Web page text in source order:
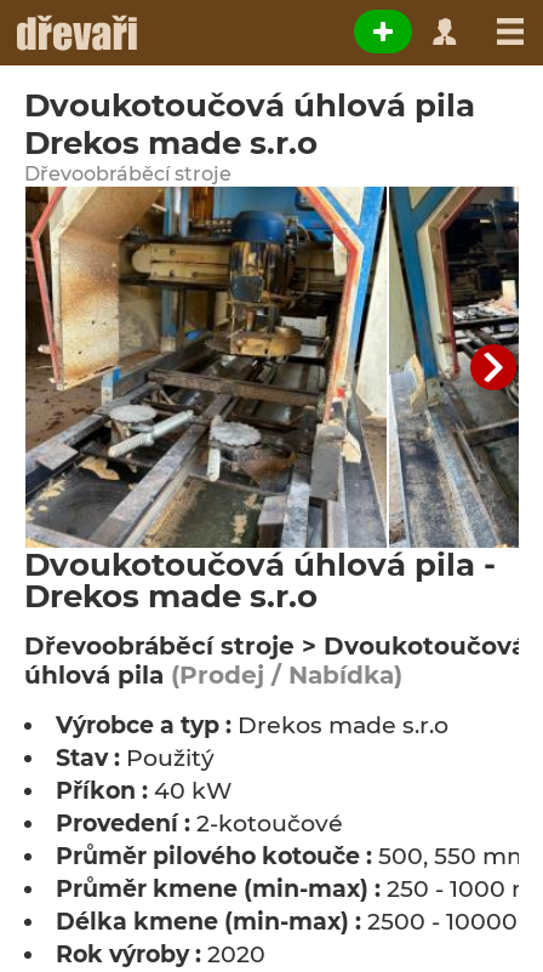
Dvoukotoučová úhlová pila
Drekos made s.r.o
Dřevoobráběcí stroje
Dvoukotoučová úhlová pila -
Drekos made s.r.o
Dřevoobráběcí stroje > Dvoukotoučová
úhlová pila (Prodej / Nabídka)
Výrobce a typ : Drekos made s.r.o
Stav : Použitý
Příkon : 40 kW
Provedení : 2-kotoučové
Průměr pilového kotouče : 500, 550 mm
Průměr kmene (min-max) : 250 - 1000
Délka kmene (min-max) : 2500 - 10000
Rok výroby : 2020